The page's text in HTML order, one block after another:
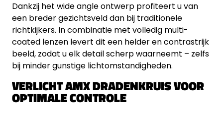
Dankzij het wide angle ontwerp profiteert u van
een breder gezichtsveld dan bij traditionele
richtkijkers. In combinatie met volledig multi-
coated lenzen levert dit een helder en contrastrijk
beeld, zodat u elk detail scherp waarneemt – zelfs
bij minder gunstige lichtomstandigheden.
VERLICHT AMX DRADENKRUIS VOOR
OPTIMALE CONTROLE